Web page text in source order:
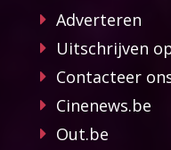
Adverteren
Uitschrijven
Contacteer
Cinenews.be
Out.be